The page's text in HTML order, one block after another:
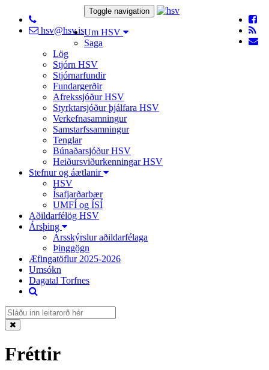
hsv@hsv.is
Toggle navigation
Um HSV
Saga
Lög
Stjórn HSV
Stjórnarfundir
Fundargerðir
Afrekssjóður HSV
Styrktarsjóður þjálfara HSV
Verkefnasamningur
Samstarfssamningur
Tenglar
Búnaðarsjóður HSV
Heiðursviðurkenningar HSV
Stefnur og áætlanir
HSV
Ísafjarðarbær
UMFÍ og ÍSÍ
Aðildarfélög HSV
Ársþing
Ársskýrslur aðildarfélaga
Þinggögn
Æfingatöflur 2025-2026
Umsókn
Dagatal Torfnes
Fréttir